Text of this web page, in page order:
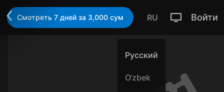
Смотреть 7 дней за 3,000 cум RU
Русский
O‘zbek
Войти